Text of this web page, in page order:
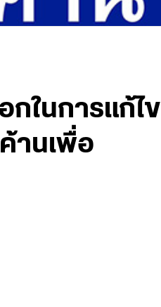
ในการแก้ไข
านเพื่อ